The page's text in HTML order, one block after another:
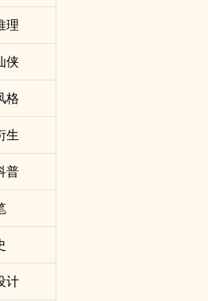
理
侠
格
生
普
计